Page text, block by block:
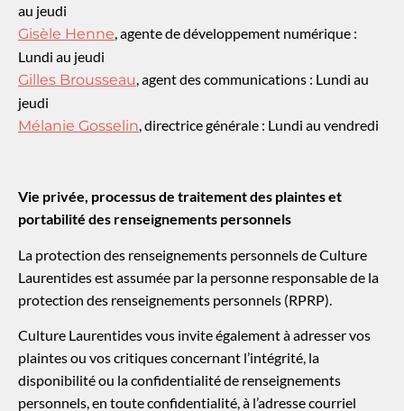
au jeudi
Gisèle Henne , agente de développement numérique :
Lundi au jeudi
Gilles Brousseau , agent des communications : Lundi au
jeudi
Mélanie Gosselin , directrice générale : Lundi au vendredi
Vie privée, processus de traitement des plainteset
portabilité des renseignements personnels
La protection des renseignements personnels de Culture
Laurentides est assumée par la personne responsable de la
protection des renseignements personnels (RPRP).
Culture Laurentides vous invite également à adresser vos
plaintes ou vos critiques concernant l’intégrité, la
disponibilité ou la confidentialité de renseignements
personnels, en toute confidentialité, à l’adresse courriel